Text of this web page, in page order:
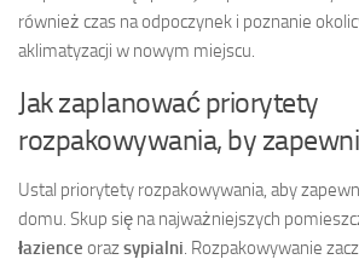
również czas na odpoczynek i poznanie
aklimatyzacji w nowym miejscu.
Jak zaplanować priorytety
rozpakowywania, by
Ustal priorytety rozpakowywania, aby
domu. Skup się na najważniejszych
łazience orazsypialni. Rozpakowywanie